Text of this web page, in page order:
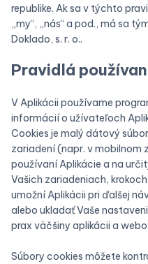
republike. Ak sa v týchto
„my“, „nás“ a pod., má sa
Doklado, s. r. o..
Pravidlá
V Aplikácii používame
informácií o užívateľoch
Cookies je malý dátový
zariadení (napr. v
používaní Aplikácie a na
Vašich zariadeniach,
umožní Aplikácii pri ďalšej
alebo ukladať Vaše
prax väčšiny aplikácii a
Súbory cookies môžete